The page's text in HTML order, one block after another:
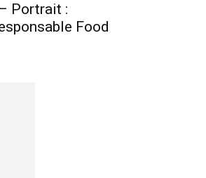
Portrait :
Food